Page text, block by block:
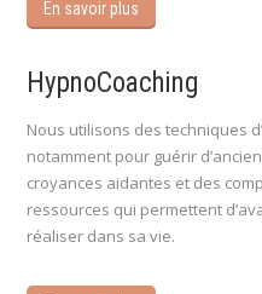
En savoir plus
HypnoCoaching
Nous utilisons des techniques
notamment pour guérir
croyances aidantes et des
ressources qui permettent
réaliser dans sa vie.